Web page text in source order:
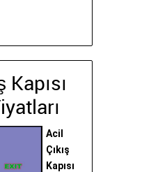
Kapısı
Acil
Çıkış
Kapısı